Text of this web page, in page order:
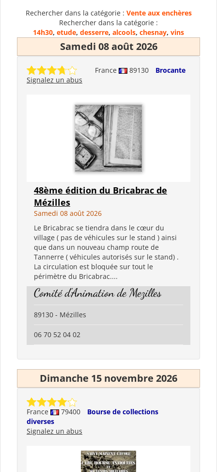
Rechercher dans la catégorie : Vente aux enchères
Rechercher dans la catégorie :
14h30, etude, desserre, alcools, chesnay, vins
Samedi 08 août 2026
France 89130
Brocante
Signalez un abus
48ème édition du Bricabrac de
Mézilles
Samedi 08 août 2026
Le Bricabrac se tiendra dans le cœur du
village ( pas de véhicules sur le stand ) ainsi
que dans un nouveau champ route de
Tannerre ( véhicules autorisés sur le stand) .
La circulation est bloquée sur tout le
périmètre du Bricabrac....
Comité d'Animation de Mezilles
89130 - Mézilles
06 70 52 04 02
Dimanche 15 novembre 2026
France 79400
Bourse de collections
diverses
Signalez un abus